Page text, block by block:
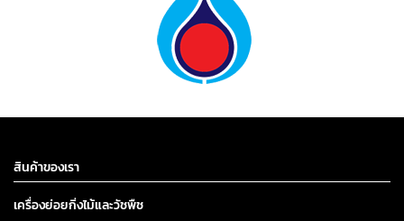
สินค้าของเรา
เครื่องย่อยกิ่งไม้และวัชพืช